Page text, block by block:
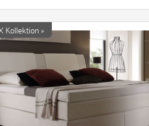
Kollektion »